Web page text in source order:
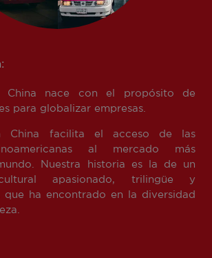
China nace con el propósito de
para globalizar empresas.
China facilita el acceso de las
al mercado más
Nuestra historia es la de un
apasionado, trilingüe y
que ha encontrado en la diversidad